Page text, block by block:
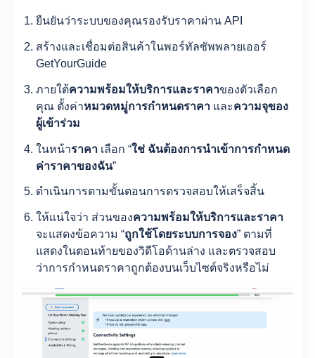
ยืนยันว่าระบบของคุณรองรับราคาผ่าน API
สร้างและเชื่อมต่อสินค้าในพอร์ทัลซัพพลายเออร์
GetYourGuide
ภายใต้ความพร้อมให้บริการและราคาของตัวเลือก
คุณ ตั้งค่าหมวดหมู่การกำหนดราคา และความจุของ
ผู้เข้าร่วม
ในหน้าราคา เลือก “ใช่ ฉันต้องการนำเข้าการกำหนด
ค่าราคาของฉัน”
ดำเนินการตามขั้นตอนการตรวจสอบให้เสร็จสิ้น
ให้แน่ใจว่า ส่วนของความพร้อมให้บริการและราคา
จะแสดงข้อความ “ถูกใช้โดยระบบการจอง” ตามที่
แสดงในตอนท้ายของวิดีโอด้านล่าง และตรวจสอบ
ว่าการกำหนดราคาถูกต้องบนเว็บไซต์จริงหรือไม่